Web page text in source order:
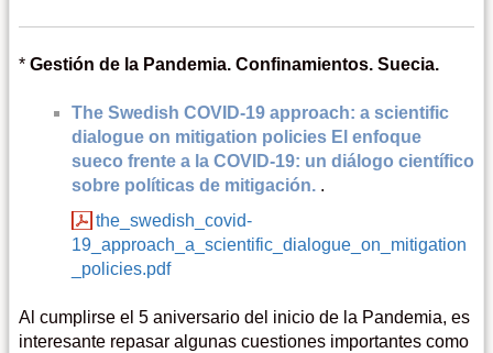
* Gestión de la Pandemia. Confinamientos. Suecia.
The Swedish COVID-19 approach: a scientific
dialogue on mitigation policies El enfoque
sueco frente a la COVID-19: un diálogo científico
sobre políticas de mitigación. .
the_swedish_covid-
19_approach_a_scientific_dialogue_on_mitigation
_policies.pdf
Al cumplirse el 5 aniversario del inicio de la Pandemia, es
interesante repasar algunas cuestiones importantes como